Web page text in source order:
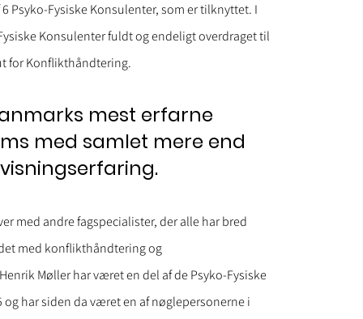
Psyko-Fysiske Konsulenter, som er tilknyttet. I
Konsulenter fuldt og endeligt overdraget til
for Konflikthåndtering.
mest erfarne
med samlet mere end
med andre fagspecialister, der alle har bred
med konflikthåndtering og
Henrik Møller har været en del af de Psyko-Fysiske
har siden da været en af nøglepersonerne i